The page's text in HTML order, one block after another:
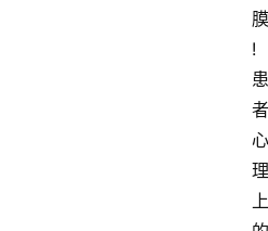
膜
!
患
者
心
理
上